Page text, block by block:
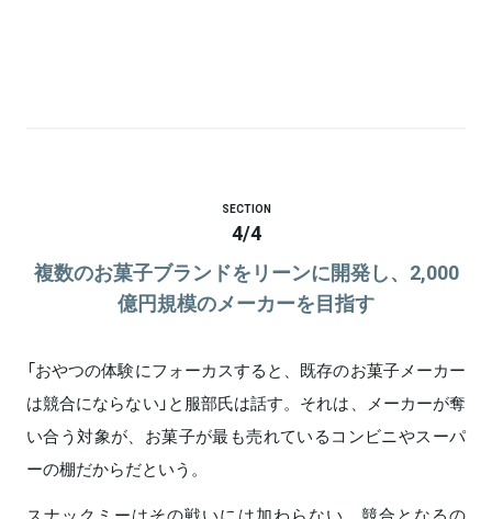
SECTION
4/4
複数のお菓子ブランドをリーンに開発し、2,000
億円規模のメーカーを目指す
「おやつの体験にフォーカスすると、既存のお菓子メーカー
は競合にならない」と服部氏は話す。それは、メーカーが奪
い合う対象が、お菓子が最も売れているコンビニやスーパ
ーの棚だからだという。